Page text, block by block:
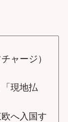
ャージ）
現地払
へ入国す